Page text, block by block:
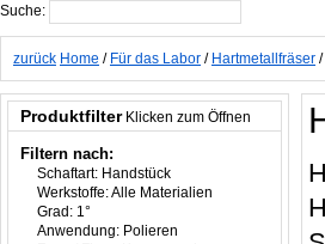
Suche:
zurück Home / Für das Labor / Hartmetallfräser /
Produktfilter Klicken zum Öffnen
Filtern nach:
Schaftart: Handstück
Werkstoffe:Alle Materialien
Grad: 1°
Anwendung: Polieren